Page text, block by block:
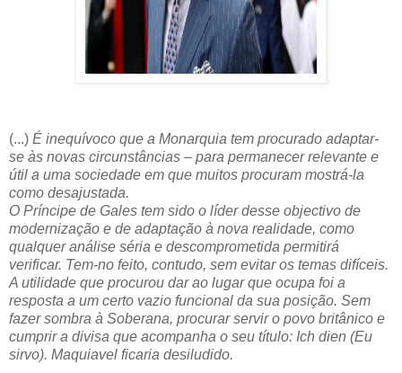
(...) É inequívoco que a Monarquia tem procurado adaptar-
se às novas circunstâncias – para permanecer relevante e
útil a uma sociedade em que muitos procuram mostrá-la
como desajustada.
O Príncipe de Gales tem sido o líder desse objectivo de
modernização e de adaptação à nova realidade, como
qualquer análise séria e descomprometida permitirá
verificar. Tem-no feito, contudo, sem evitar os temas difíceis.
A utilidade que procurou dar ao lugar que ocupa foi a
resposta a um certo vazio funcional da sua posição. Sem
fazer sombra à Soberana, procurar servir o povo britânico e
cumprir a divisa que acompanha o seu título: Ich dien (Eu
sirvo). Maquiavel ficaria desiludido.